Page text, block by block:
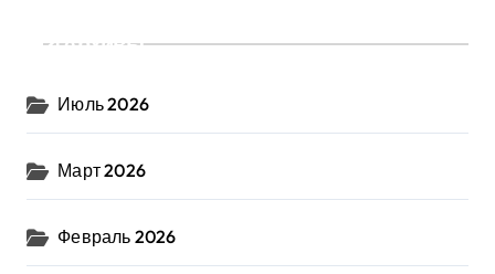
Архивы
Июль 2026
Март 2026
Февраль 2026